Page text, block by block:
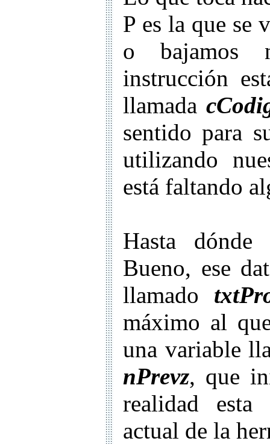
P es la que se
o bajamos
instrucción
llamada
sentido para
utilizando
está faltando
Hasta dónde
Bueno, ese
llamado
máximo al
una variable
nPrevz, que
realidad
actual de la